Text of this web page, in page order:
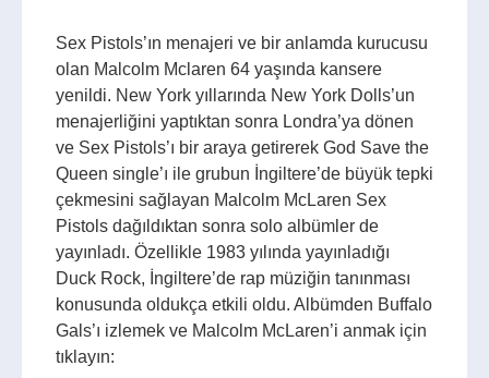
Sex Pistols’ın menajeri ve bir anlamda kurucusu
olan Malcolm Mclaren 64 yaşında kansere
yenildi. New York yıllarında New York Dolls’un
menajerliğini yaptıktan sonra Londra’ya dönen
ve Sex Pistols’ı bir araya getirerek God Save the
Queen single’ı ile grubun İngiltere’de büyük tepki
çekmesini sağlayan Malcolm McLaren Sex
Pistols dağıldıktan sonra solo albümler de
yayınladı. Özellikle 1983 yılında yayınladığı
Duck Rock, İngiltere’de rap müziğin tanınması
konusunda oldukça etkili oldu. Albümden Buffalo
Gals’ı izlemek ve Malcolm McLaren’i anmak için
tıklayın: